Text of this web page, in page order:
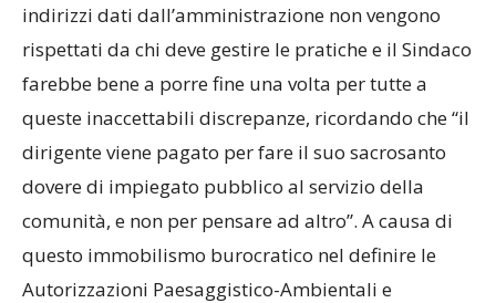
indirizzi dati dall’amministrazione non vengono
rispettati da chi deve gestire le pratiche e il Sindaco
farebbe bene a porre fine una volta per tutte a
queste inaccettabili discrepanze, ricordando che “il
dirigente viene pagato per fare il suo sacrosanto
dovere di impiegato pubblico al servizio della
comunità, e non per pensare ad altro”. A causa di
questo immobilismo burocratico nel definire le
Autorizzazioni Paesaggistico-Ambientali e